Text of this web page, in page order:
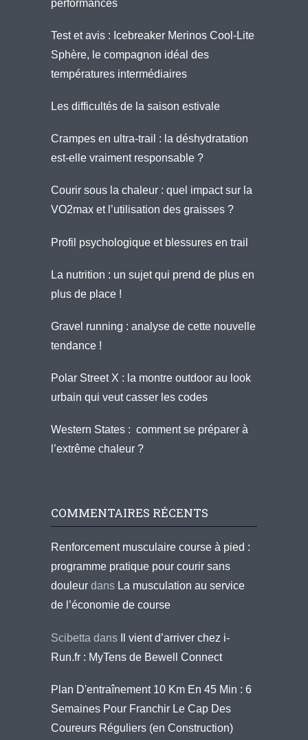
performances
Test et avis : Icebreaker Merinos Cool-Lite
Sphère, le compagnon idéal des
températures intermédiaires
Les difficultés de la saison estivale
Crampes en ultra-trail : la déshydratation
est-elle vraiment responsable ?
Courir sous la chaleur : quel impact sur la
VO2max et l’utilisation des graisses ?
Profil psychologique et blessures en trail
La nutrition : un sujet qui prend de plus en
plus de place !
Gravel running : analyse de cette nouvelle
tendance !
Polar Street X : la montre outdoor au look
urbain qui veut casser les codes
Western States : comment se préparer à
l’extrême chaleur ?
COMMENTAIRES RÉCENTS
Renforcement musculaire course à pied :
programme pratique pour courir sans
douleur dans La musculation au service
de l’économie de course
Scibetta dans
Il vient d’arriver chez i-
Run.fr : MyTens de Bewell Connect
Plan D'entraînement 10 Km En 45 Min : 6
Semaines Pour Franchir Le Cap Des
Coureurs Réguliers (en Construction)